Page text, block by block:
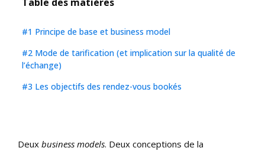
#1 Principe de base et business model
#2 Mode de tarification (et implication sur la qualité de
l’échange)
#3 Les objectifs des rendez-vous bookés
Deux business models. Deux conceptions de la